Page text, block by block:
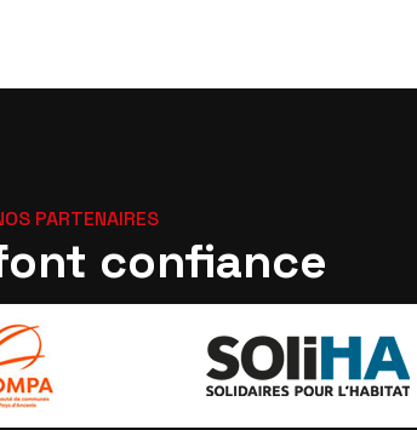
PARTENAIRES
ont confance